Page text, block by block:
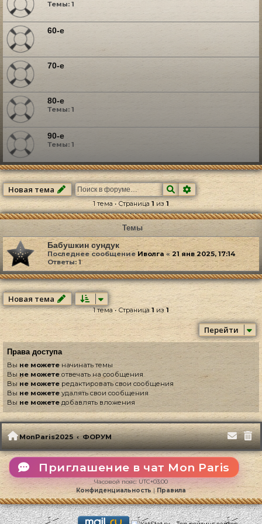
Темы: 1
60-е
70-е
80-е
Темы: 1
90-е
Темы: 1
Новая тема ПоискРасширенный
1 тема • Страница 1 из1
Темы
Бабушкин сундук
Последнее сообщение Иволга« 21 янв 2025, 17:14
Ответы: 1
Новая тема
1 тема • Страница1 из1
Перейти
Права доступа
Вы не можетеначинать темы
Вы не можетеотвечать на сообщения
Выне можете редактировать свои сообщения
Вы не можетеудалять свои сообщения
Вы не можетедобавлять вложения
MonParis2025 ФОРУМ
Приглашение в чат Mon Paris
Часовой пояс: UTC+03:00
Конфиденциальность |Правила